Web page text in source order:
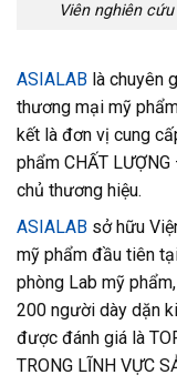
Viên nghiên
ASIALAB là chuyên
thương mại mỹ
kết là đơn vị cung
phẩm CHẤT
chủ thương hiệu.
ASIALAB sở hữu
mỹ phẩm đầu tiên
phòng Lab mỹ
200 người dày dặn
được đánh giá là
TRONG LĨNH VỰC